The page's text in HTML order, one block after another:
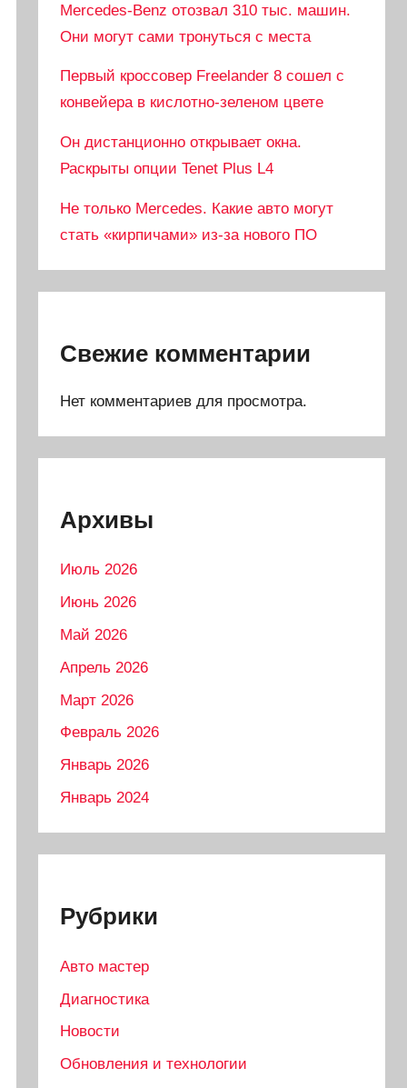
Mercedes-Benz отозвал 310 тыс. машин.
Они могут сами тронуться с места
Первый кроссовер Freelander 8 сошел с
конвейера в кислотно-зеленом цвете
Он дистанционно открывает окна.
Раскрыты опции Tenet Plus L4
Не только Mercedes. Какие авто могут
стать «кирпичами» из-за нового ПО
Свежие комментарии
Нет комментариев для просмотра.
Архивы
Июль 2026
Июнь 2026
Май 2026
Апрель 2026
Март 2026
Февраль 2026
Январь 2026
Январь 2024
Рубрики
Авто мастер
Диагностика
Новости
Обновления и технологии